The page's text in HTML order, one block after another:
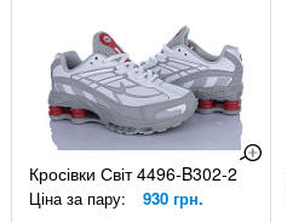
Кросівки Світ 4496-B302-2
Ціна за пару: 930 грн.